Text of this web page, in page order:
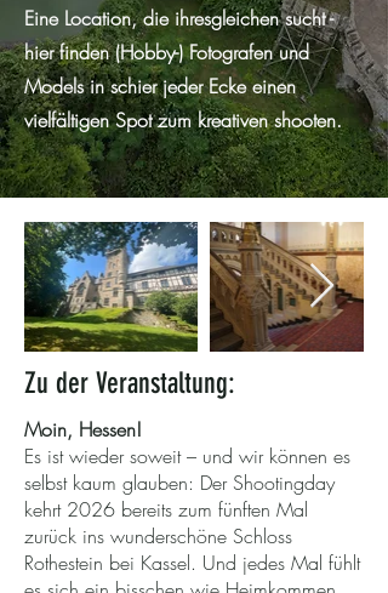
Eine Location, die ihresgleichen sucht -
hier finden (Hobby-) Fotografen und
Models in schier jeder Ecke einen
vielfältigen Spot zum kreativen shooten.
Zu der Veranstaltung:
Moin, Hessen!
Es ist wieder soweit – und wir können es
selbst kaum glauben: Der Shootingday
kehrt 2026 bereits zum fünften Mal
zurück ins wunderschöne Schloss
Rothestein bei Kassel. Und jedes Mal fühlt